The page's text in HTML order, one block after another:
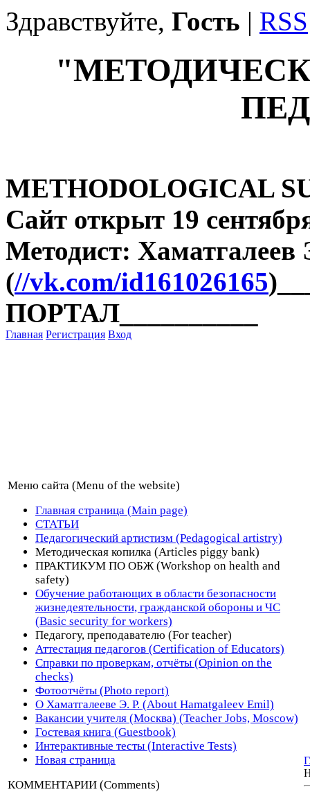
Здравствуйте, Гость | RSS
METHODOLOGICAL
Сайт открыт 19
Методист:
(//vk.com/id161026165
ПОРТАЛ__________
Главная Регистрация Вход
Меню сайта (Menu of the website)
Главная страница (Main page)
СТАТЬИ
Педагогический артистизм (Pedagogical artistry)
Методическая копилка (Articles piggy bank)
ПРАКТИКУМ ПО ОБЖ (Workshop on health and
safety)
Обучение работающих в области безопасности
жизнедеятельности, гражданской обороны и ЧС
(Basic security for workers)
Педагогу, преподавателю (For teacher)
Аттестация педагогов (Certification of Educators)
Справки по проверкам, отчёты (Opinion on the
checks)
Фотоотчёты (Photo report)
О Хаматгалееве Э. Р. (About Hamatgaleev Emil)
Вакансии учителя (Москва) (Teacher Jobs, Moscow)
Гостевая книга (Guestbook)
Интерактивные тесты (Interactive Tests)
Новая страница
КОММЕНТАРИИ (Comments)